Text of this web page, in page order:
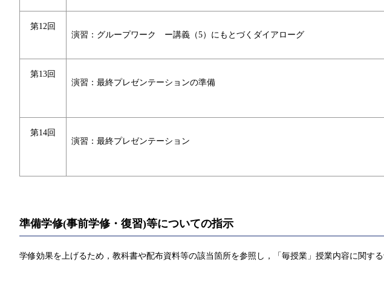
第12回
演習：グループワーク ー講義（5）にもとづくダイアローグ
第13回
演習：最終プレゼンテーションの準備
第14回
演習：最終プレゼンテーション
準備学修(事前学修・復習)等についての指示
学修効果を上げるため，教科書や配布資料等の該当箇所を参照し，「毎授業」授業内容に関す